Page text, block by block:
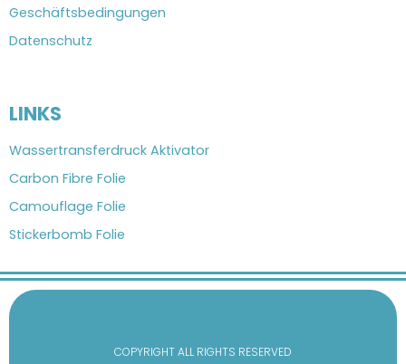
Geschäftsbedingungen
Datenschutz
LINKS
Wassertransferdruck Aktivator
Carbon Fibre Folie
Camouflage Folie
Stickerbomb Folie
COPYRIGHT ALL RIGHTS RESERVED